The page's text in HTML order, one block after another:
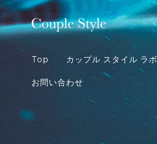
Skip
to
content
Top カップル スタイル ラボ
お問い合わせ